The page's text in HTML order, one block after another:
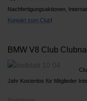
Nachfertigungsaktionen,
Kontakt zum Club!
BMW V8 Club
Jahr Kostenlos für Mitglieder